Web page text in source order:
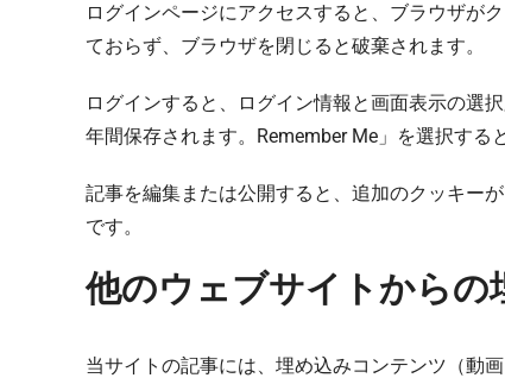
ログインページにアクセスすると、ブラウザが
ておらず、ブラウザを閉じると破棄されます。
ログインすると、ログイン情報と画面表示の選
年間保存されます。Remember Me」を選択す
記事を編集または公開すると、追加のクッキー
です。
他のウェブサイトからの
当サイトの記事には、埋め込みコンテンツ（動